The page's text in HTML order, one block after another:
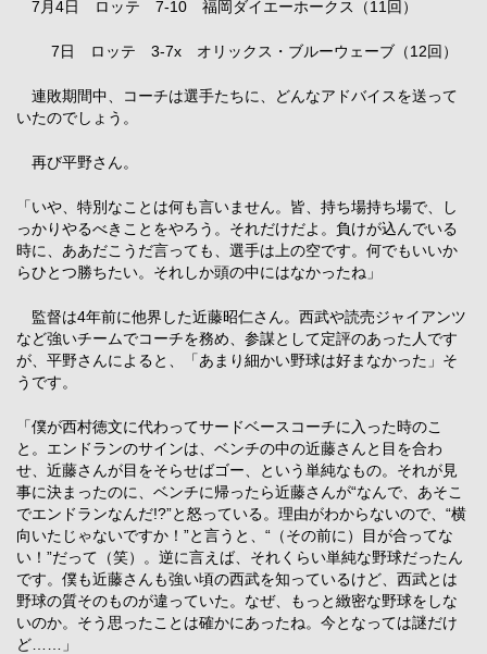
7月4日 ロッテ 7-10 福岡ダイエーホークス（11回）
7日 ロッテ 3-7x オリックス・ブルーウェーブ（12回）
連敗期間中、コーチは選手たちに、どんなアドバイスを送って
いたのでしょう。
再び平野さん。
「いや、特別なことは何も言いません。皆、持ち場持ち場で、し
っかりやるべきことをやろう。それだけだよ。負けが込んでいる
時に、ああだこうだ言っても、選手は上の空です。何でもいいか
らひとつ勝ちたい。それしか頭の中にはなかったね」
監督は4年前に他界した近藤昭仁さん。西武や読売ジャイアンツ
など強いチームでコーチを務め、参謀として定評のあった人です
が、平野さんによると、「あまり細かい野球は好まなかった」そ
うです。
「僕が西村徳文に代わってサードベースコーチに入った時のこ
と。エンドランのサインは、ベンチの中の近藤さんと目を合わ
せ、近藤さんが目をそらせばゴー、という単純なもの。それが見
事に決まったのに、ベンチに帰ったら近藤さんが“なんで、あそこ
でエンドランなんだ!?”と怒っている。理由がわからないので、“横
向いたじゃないですか！”と言うと、“（その前に）目が合ってな
い！”だって（笑）。逆に言えば、それくらい単純な野球だったん
です。僕も近藤さんも強い頃の西武を知っているけど、西武とは
野球の質そのものが違っていた。なぜ、もっと緻密な野球をしな
いのか。そう思ったことは確かにあったね。今となっては謎だけ
ど……」